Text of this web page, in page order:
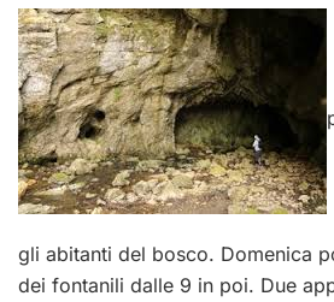
gli abitanti del bosco. Domenica
dei fontanili dalle 9 in poi. Due